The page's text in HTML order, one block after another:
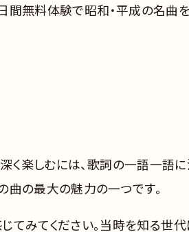
間無料体験で昭和・平成の名曲
く楽しむには、歌詞の一語一語
曲の最大の魅力の一つです。
てみてください。当時を知る世代